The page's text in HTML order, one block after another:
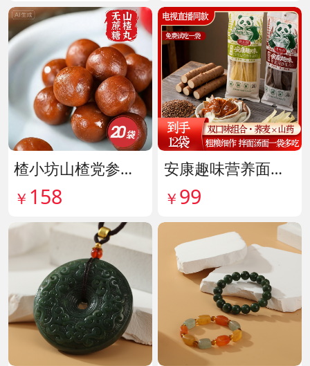
楂小坊山楂党参黄芪丸 货号142033
￥ 158
安康趣味营养面皮超值组 货号142087
￥ 99